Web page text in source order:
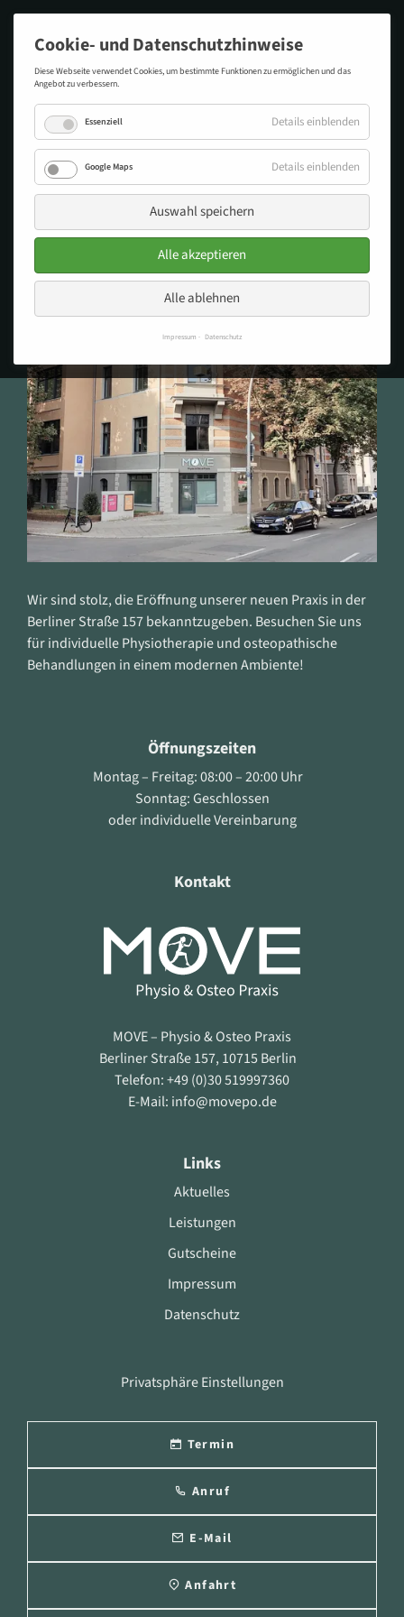
MOVE FEIERT ERÖFFNUNG IN
BERLIN-WILMERSDORF
Wir sind stolz, die Eröffnung unserer neuen Praxis in der
Berliner Straße 157 bekanntzugeben. Besuchen Sie uns
für individuelle Physiotherapie und osteopathische
Behandlungen in einem modernen Ambiente!
Öffnungszeiten
Montag – Freitag: 08:00 – 20:00 Uhr
Sonntag: Geschlossen
oder individuelle Vereinbarung
Kontakt
MOVE – Physio & Osteo Praxis
Berliner Straße 157, 10715 Berlin
Telefon: +49 (0)30 519997360
E-Mail: info@movepo.de
Links
Aktuelles
Leistungen
Gutscheine
Impressum
Datenschutz
Privatsphäre Einstellungen
Termin
Anruf
E-Mail
Anfahrt
Cookie- und Datenschutzhinweise
Diese Webseite verwendet Cookies, um bestimmte Funktionen zu ermöglichen und das
Angebot zu verbessern.
Essenziell Details einblenden
Google Maps Details einblenden
Auswahl speichern
Alle akzeptieren
Alle ablehnen
Impressum Datenschutz